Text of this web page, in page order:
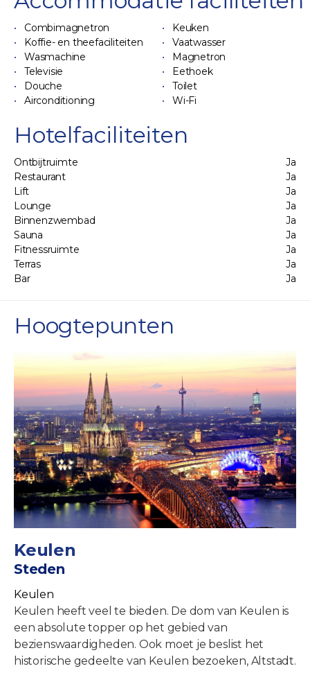
Combimagnetron
Keuken
Koffie- en theefaciliteiten
Vaatwasser
Wasmachine
Magnetron
Televisie
Eethoek
Douche
Toilet
Airconditioning
Wi-Fi
Hotelfaciliteiten
Ontbijtruimte
Ja
Restaurant
Ja
Lift
Ja
Lounge
Ja
Binnenzwembad
Ja
Sauna
Ja
Fitnessruimte
Ja
Terras
Ja
Bar
Ja
Hoogtepunten
Keulen
Steden
Keulen
Keulen heeft veel te bieden. De dom van Keulen is
een absolute topper op het gebied van
bezienswaardigheden. Ook moet je beslist het
historische gedeelte van Keulen bezoeken, Altstadt.